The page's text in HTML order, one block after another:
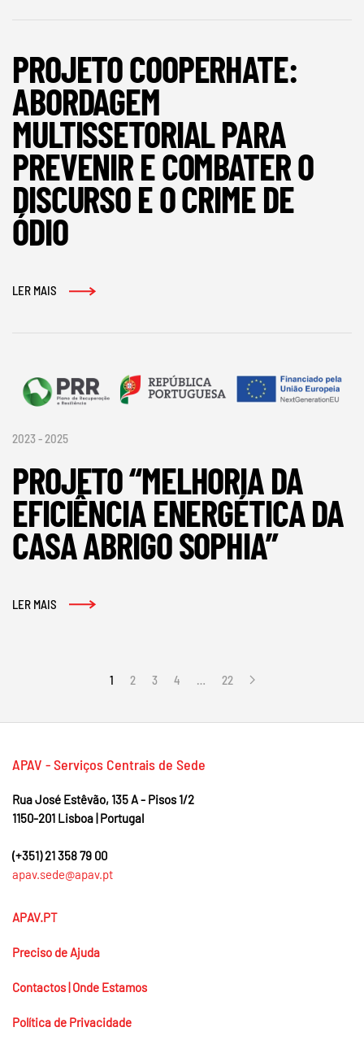
PROJETO COOPERHATE:
ABORDAGEM
MULTISSETORIAL PARA
PREVENIR E COMBATER O
DISCURSO E O CRIME DE
ÓDIO
LER MAIS
2023 - 2025
PROJETO “MELHORIA DA
EFICIÊNCIA ENERGÉTICA DA
CASA ABRIGO SOPHIA”
LER MAIS
1 2 3 4 … 22
APAV - Serviços Centrais de Sede
Rua José Estêvão, 135 A - Pisos 1/2
1150-201 Lisboa | Portugal
(+351)21 358 79 00
apav.sede@apav.pt
APAV.PT
Preciso de Ajuda
Contactos | Onde Estamos
Política de Privacidade